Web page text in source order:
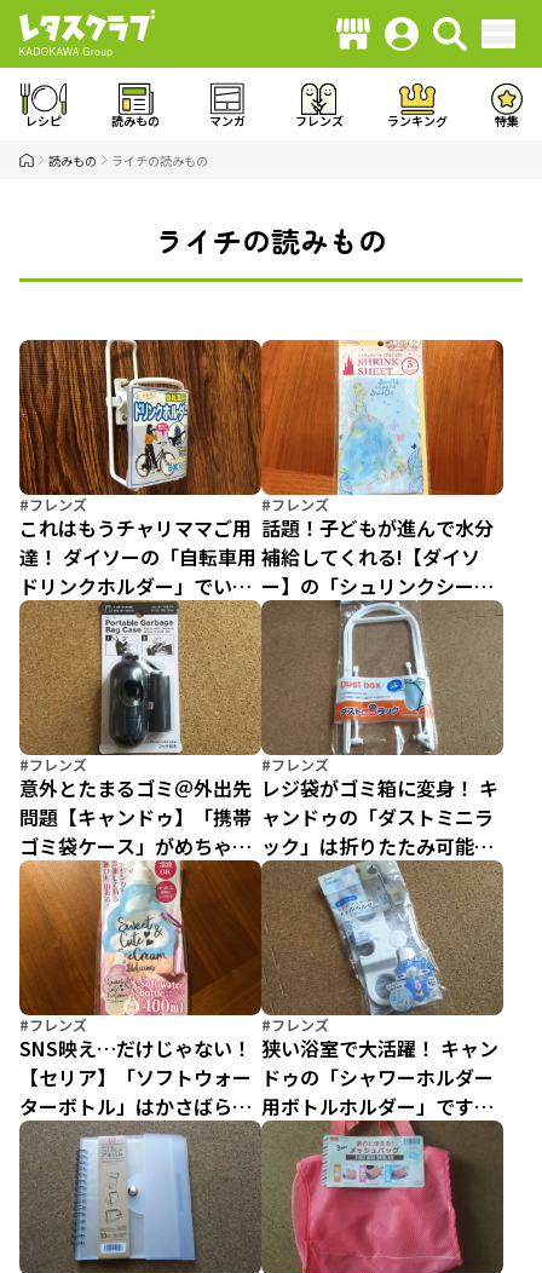
レシピ 読みもの マンガ フレンズ ランキング 特集
読みもの ライチの読みもの
ライチの読みもの
#フレンズ
これはもうチャリママご用
達！ ダイソーの「自転車用
ドリンクホルダー」でいつ
でも手軽に水分補給♪
#フレンズ
話題！子どもが進んで水分
補給してくれる!【ダイソ
ー】の「シュリンクシー
ト」でつくるオリジナルボ
トル
#フレンズ
意外とたまるゴミ＠外出先
問題【キャンドゥ】「携帯
ゴミ袋ケース」がめちゃく
ちゃ優秀！
#フレンズ
レジ袋がゴミ箱に変身！ キ
ャンドゥの「ダストミニラ
ック」は折りたたみ可能で
ゴミ出しもラックラク～♪
#フレンズ
SNS映え…だけじゃない！
【セリア】「ソフトウォー
ターボトル」はかさばらず
冷え冷えドリンクをに持ち
運べる優秀アイテム！
#フレンズ
狭い浴室で大活躍！ キャン
ドゥの「シャワーホルダー
用ボトルホルダー」ですっ
きり収納＆ヌメヌメ防止